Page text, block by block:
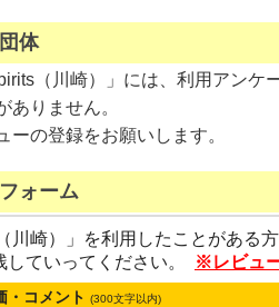
体
（川崎）」には、利用アンケ
ありません。
ーの登録をお願いします。
ォーム
川崎）」を利用したことがある
していってください。
※レビュ
・コメント (300文字以内)